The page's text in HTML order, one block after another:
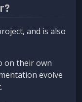
and is also
on their own
evolve